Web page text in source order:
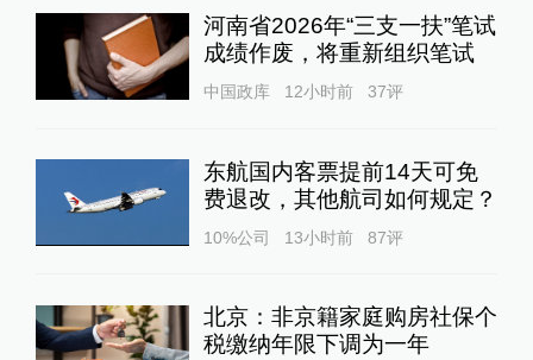
河南省2026年“三支一扶”笔试
成绩作废，将重新组织笔试
中国政库 12小时前 37评
东航国内客票提前14天可免
费退改，其他航司如何规定？
10%公司 13小时前 87评
北京：非京籍家庭购房社保个
税缴纳年限下调为一年